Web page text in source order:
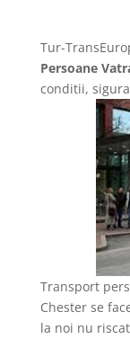
Tur-
Persoane
conditii,
Transport
Chester se
la noi nu